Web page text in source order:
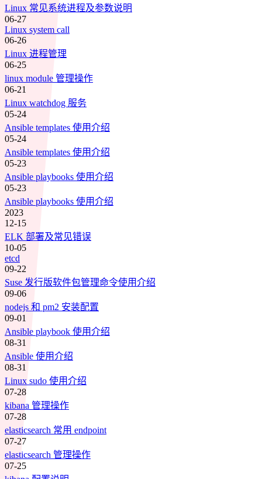
Linux 常见系统进程及参数说明
06-27
Linux system call
06-26
Linux 进程管理
06-25
linux module 管理操作
06-21
Linux watchdog 服务
05-24
Ansible templates 使用介绍
05-24
Ansible templates 使用介绍
05-23
Ansible playbooks 使用介绍
05-23
Ansible playbooks 使用介绍
2023
12-15
ELK 部署及常见错误
10-05
etcd
09-22
Suse 发行版软件包管理命令使用介绍
09-06
nodejs 和 pm2 安装配置
09-01
Ansible playbook 使用介绍
08-31
Ansible 使用介绍
08-31
Linux sudo 使用介绍
07-28
kibana 管理操作
07-28
elasticsearch 常用 endpoint
07-27
elasticsearch 管理操作
07-25